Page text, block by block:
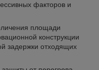
факторов и
площади
конструкции
задержки отходящих